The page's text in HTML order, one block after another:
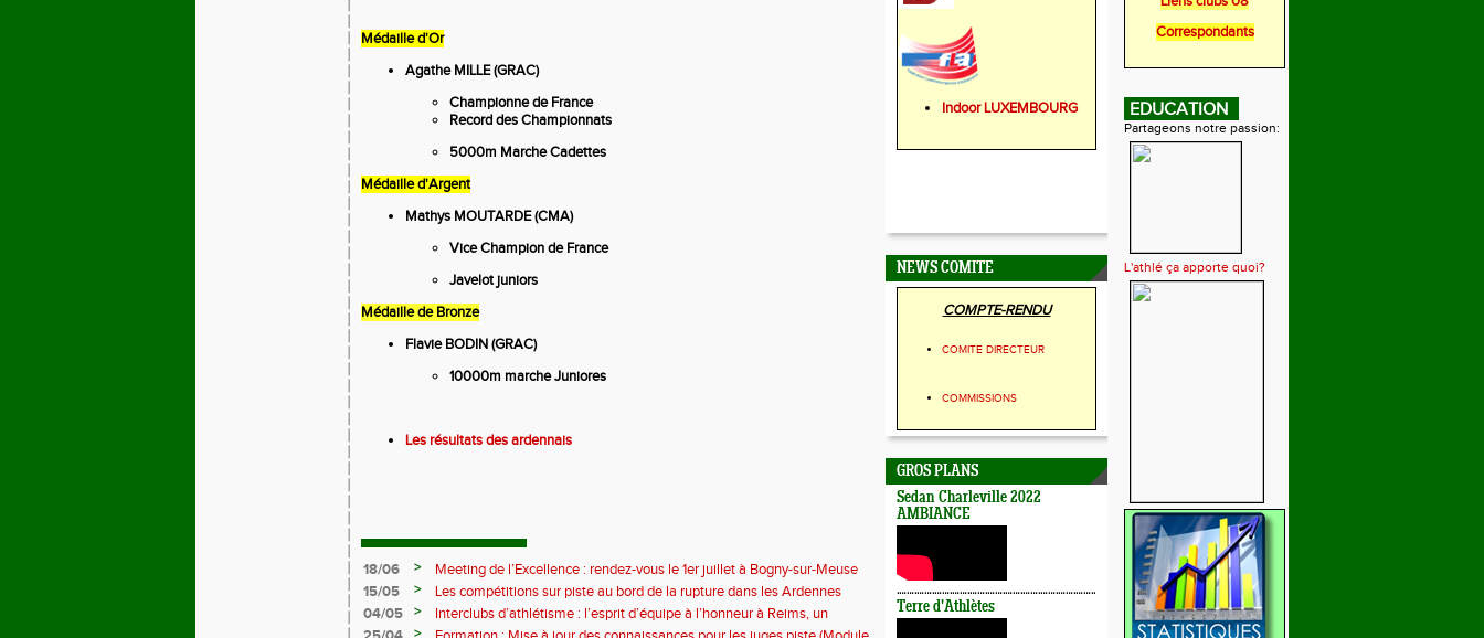
Médaille d'Or
Agathe MILLE (GRAC)
Championne de France
Record des Championnats
5000m Marche Cadettes
Médaille d'Argent
Mathys MOUTARDE (CMA)
Vice Champion de France
Javelot juniors
Médaille de Bronze
Flavie BODIN (GRAC)
10000m marche Juniores
Les résultats des ardennais
18/06 >
Meeting de l’Excellence : rendez-vous le 1er juillet à Bogny-sur-Meuse
15/05
>
Les compétitions sur piste au bord de la rupture dans les Ardennes
04/05
>
Interclubs d’athlétisme : l’esprit d’équipe à l’honneur à Reims, un
rempart contre la sédentarité des jeunes
>
Indoor LUXEMBOURG
NEWS COMITE
COMPTE-RENDU
COMITE DIRECTEUR
COMMISSIONS
GROS PLANS
Sedan Charleville 2022
AMBIANCE
Terre d'Athlètes
Correspondants
EDUCATION
Partageons notre passion:
L'athlé ça apporte quoi?